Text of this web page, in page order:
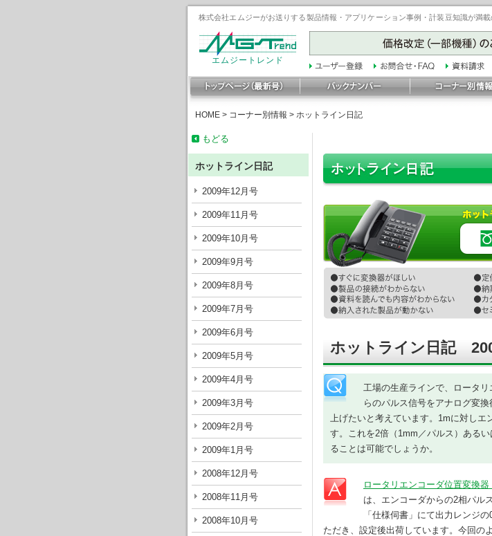
株式会社エムジーがお送りする製品情報・アプリケーション事例・計装豆知識が満
エムジートレンド
HOME > コーナー別情報 > ホットライン日記
もどる
ホットライン日記
2009年12月号
2009年11月号
2009年10月号
2009年9月号
2009年8月号
2009年7月号
2009年6月号
2009年5月号
2009年4月号
2009年3月号
2009年2月号
2009年1月号
2008年12月号
2008年11月号
2008年10月号
ホットライン日記
工場の生産ラインで、ロータ
らのパルス信号をアナログ変
上げたいと考えています。1mに対しエ
す。これを2倍（1mm／パルス）ある
ることは可能でしょうか。
ロータリエンコーダ位置変換器
は、エンコーダからの2相パル
「仕様伺書」にて出力レンジ
ただき、設定後出荷しています。今回の